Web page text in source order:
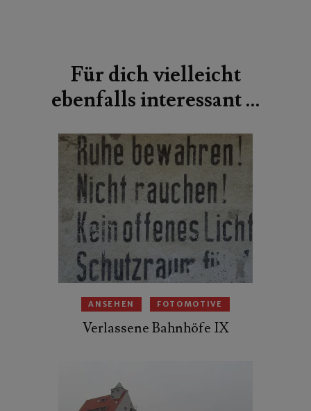
Für dich vielleicht
ebenfalls interessant …
ANSEHEN FOTOMOTIVE
Verlassene Bahnhöfe IX